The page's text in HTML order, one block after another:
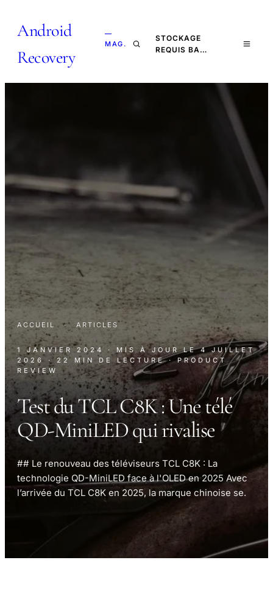
Android
Recovery
—
MAG.
STOCKAGE
REQUIS BA…
ACCUEIL · ARTICLES
1 JANVIER 2024 · MIS À JOUR LE4 JUILLET
2026
· 22 MIN DE LECTURE · PRODUCT
REVIEW
Test du TCL C8K : Une télé
QD-MiniLED qui rivalise
## Le renouveau des téléviseurs TCL C8K : La
technologie QD-MiniLED face à l'OLED en 2025 Avec
l’arrivée du TCL C8K en 2025, la marque chinoise se.